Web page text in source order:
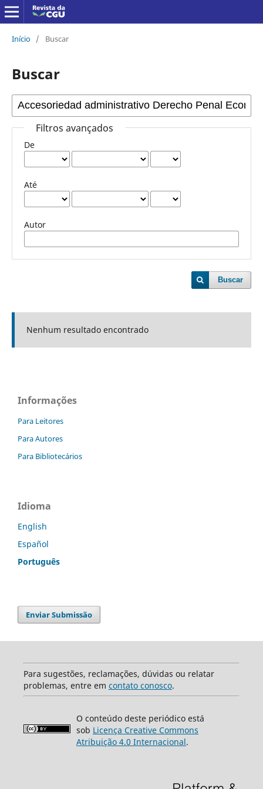
Início / Buscar
Buscar
Filtros avançados
De
Até
Autor
Buscar
Nenhum resultado encontrado
Informações
Para Leitores
Para Autores
Para Bibliotecários
Idioma
English
Español
Português
Enviar Submissão
Para sugestões, reclamações, dúvidas ou relatar
problemas, entre em contato conosco.
O conteúdo deste periódico está
sob Licença Creative Commons
Atribuição 4.0 Internacional.